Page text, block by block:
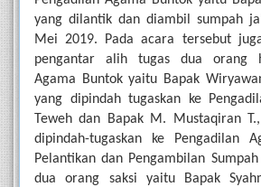
yang dilantik dan diambil sumpah
Mei 2019. Pada acara tersebut
pengantar alih tugas dua orang
Agama Buntok yaitu Bapak
yang dipindah tugaskan ke
Teweh dan Bapak M. Mustaqiran
dipindah-tugaskan ke Pengadilan
Pelantikan dan Pengambilan
dua orang saksi yaitu Bapak